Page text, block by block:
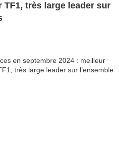
TF1, très large leader sur